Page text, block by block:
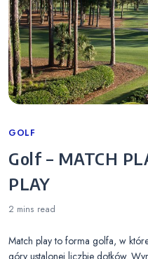
Categories
GOLF
Golf – MATCH
PLAY
2 mins read
Match play to forma golfa, w
góry ustalonej liczbie dołków.